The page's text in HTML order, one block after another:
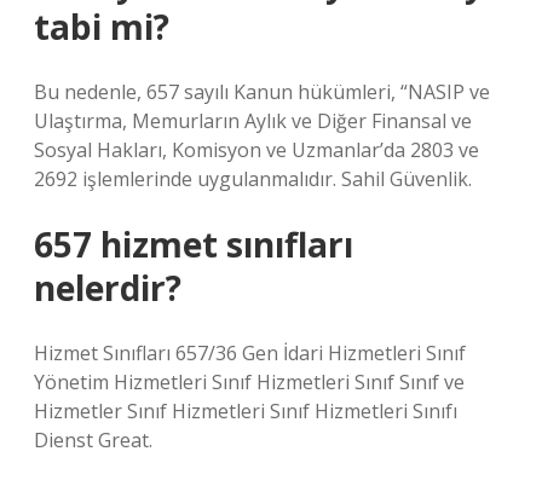
tabi mi?
Bu nedenle, 657 sayılı Kanun hükümleri, “NASIP ve
Ulaştırma, Memurların Aylık ve Diğer Finansal ve
Sosyal Hakları, Komisyon ve Uzmanlar’da 2803 ve
2692 işlemlerinde uygulanmalıdır. Sahil Güvenlik.
657 hizmet sınıfları
nelerdir?
Hizmet Sınıfları 657/36 Gen İdari Hizmetleri Sınıf
Yönetim Hizmetleri Sınıf Hizmetleri Sınıf Sınıf ve
Hizmetler Sınıf Hizmetleri Sınıf Hizmetleri Sınıfı
Dienst Great.